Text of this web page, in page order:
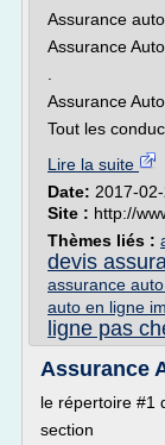
Assurance
Assurance
Assurance
Tout les
Lire la suite
Date: 2017-
Site : http://
Thèmes liés :
devis
assurance
auto en ligne
ligne pas
Assurance
le répertoire #1
section